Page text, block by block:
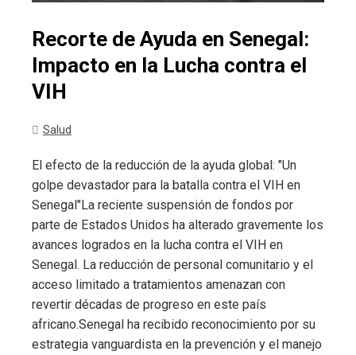
Recorte de Ayuda en Senegal:
Impacto en la Lucha contra el
VIH
Salud
El efecto de la reducción de la ayuda global: "Un
golpe devastador para la batalla contra el VIH en
Senegal"La reciente suspensión de fondos por
parte de Estados Unidos ha alterado gravemente los
avances logrados en la lucha contra el VIH en
Senegal. La reducción de personal comunitario y el
acceso limitado a tratamientos amenazan con
revertir décadas de progreso en este país
africano.Senegal ha recibido reconocimiento por su
estrategia vanguardista en la prevención y el manejo